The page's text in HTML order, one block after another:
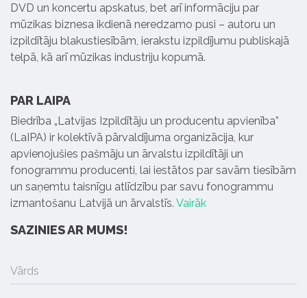
DVD un koncertu apskatus, bet arī informāciju par
mūzikas biznesa ikdienā neredzamo pusi – autoru un
izpildītāju blakustiesībām, ierakstu izpildījumu publiskajā
telpā, kā arī mūzikas industriju kopumā.
PAR LAIPA
Biedrība „Latvijas Izpildītāju un producentu apvienība”
(LaIPA) ir kolektīvā pārvaldījuma organizācija, kur
apvienojušies pašmāju un ārvalstu izpildītāji un
fonogrammu producenti, lai iestātos par savām tiesībām
un saņemtu taisnīgu atlīdzību par savu fonogrammu
izmantošanu Latvijā un ārvalstīs. Vairāk
SAZINIES AR MUMS!
Vārds